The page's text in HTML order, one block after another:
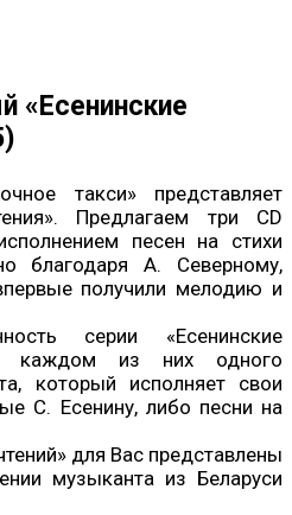
«Есенинские
такси» представляет
Предлагаем три CD
песен на стихи
благодаря А. Северному,
получили мелодию и
серии «Есенинские
каждом из них одного
который исполняет свои
С. Есенину, либо песни на
для Вас представлены
музыканта из Беларуси